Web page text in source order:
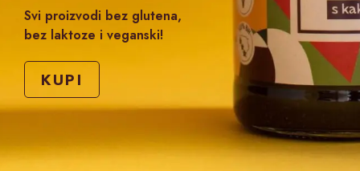
Svi proizvodi bez glutena,
bez laktoze i veganski!
KUPI